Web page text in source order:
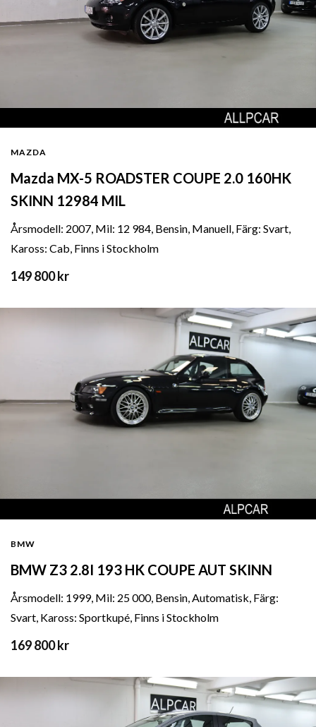
MAZDA
Mazda MX-5 ROADSTER COUPE 2.0 160HK
SKINN 12984 MIL
Årsmodell: 2007, Mil: 12 984, Bensin, Manuell, Färg: Svart,
Kaross: Cab, Finns i Stockholm
149 800 kr
BMW
BMW Z3 2.8I 193 HK COUPE AUT SKINN
Årsmodell: 1999, Mil: 25 000, Bensin, Automatisk, Färg:
Svart, Kaross: Sportkupé, Finns i Stockholm
169 800 kr